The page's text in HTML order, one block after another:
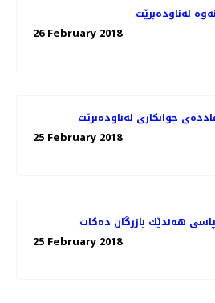
له‌ناوده‌برێت
26 February 2018
جوانكاری له‌ناوده‌برێت
25 February 2018
هه‌ندێك بازرگان ده‌كات
25 February 2018